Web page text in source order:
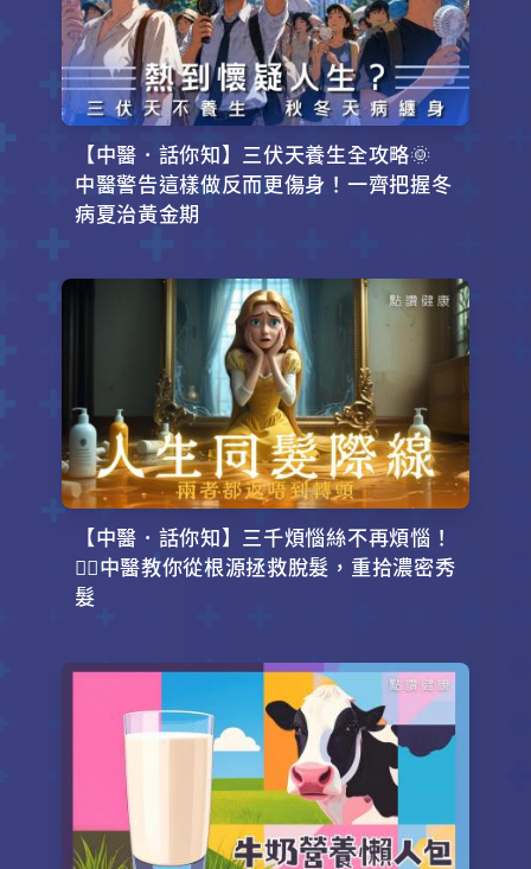
【中醫．話你知】三伏天養生全攻略🌞
中醫警告這樣做反而更傷身！一齊把握冬
病夏治黃金期
【中醫．話你知】三千煩惱絲不再煩惱！
💇‍♂️中醫教你從根源拯救脫髮，重拾濃密秀
髮